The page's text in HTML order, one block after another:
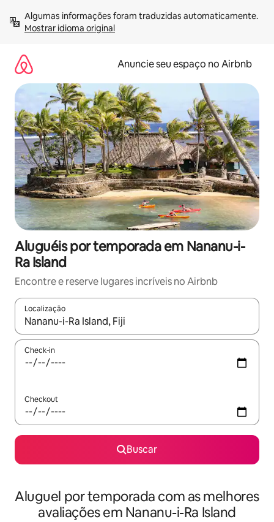
para
Mostrar idioma original
Anuncie seu espaço no Airbnb
Aluguéis por temporada em Nananu-i-
Ra Island
Encontre e reserve lugares incríveis no Airbnb
Localização
Quando os resultados estiverem disponíveis, explore-os
Check-in
Checkout
Buscar
Aluguel por temporada com as melhores
avaliações em Nananu-i-Ra Island